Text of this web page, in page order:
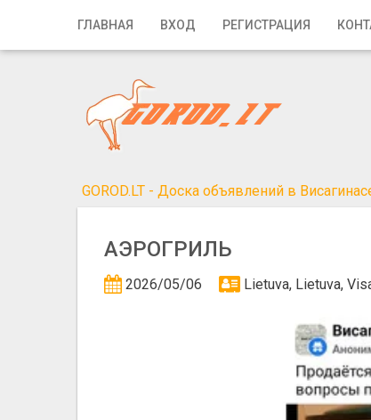
ГЛАВНАЯ ВХОД РЕГИСТРАЦИЯ
Главная
Регистрация
Добавить объявление
GOROD.LT - Доска объявлений в
АЭРОГРИЛЬ
2026/05/06 Lietuva, Lietuva,